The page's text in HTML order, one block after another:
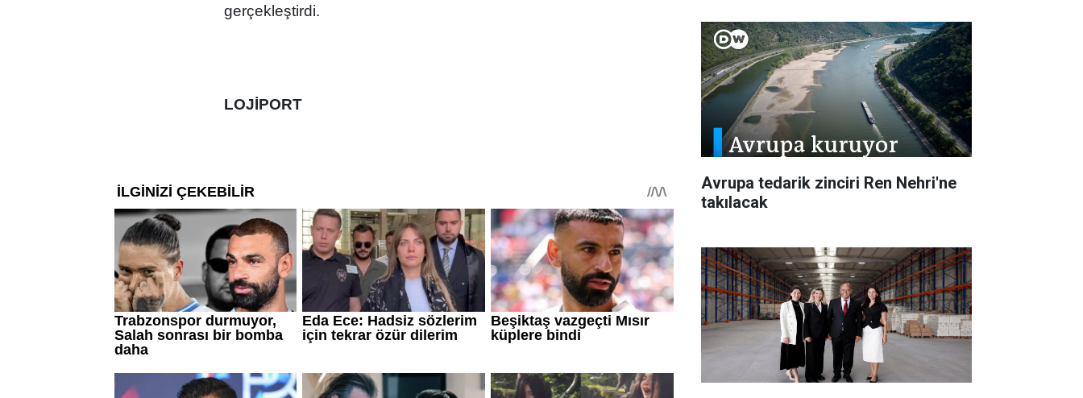
gerçekleştirdi.
LOJİPORT
Avrupa tedarik zinciri Ren Nehri'ne
takılacak